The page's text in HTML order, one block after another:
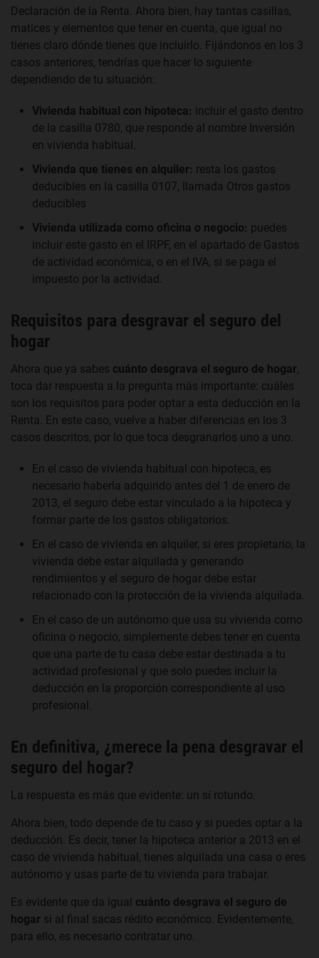
Declaración de la Renta. Ahora bien, hay tantas casillas,
matices y elementos que tener en cuenta, que igual no
tienes claro dónde tienes que incluirlo. Fijándonos en los 3
casos anteriores, tendrías que hacer lo siguiente
dependiendo de tu situación:
Vivienda habitual con hipoteca: incluir el gasto dentro
de la casilla 0780, que responde al nombre Inversión
en vivienda habitual.
Vivienda que tienes en alquiler: resta los gastos
deducibles en la casilla 0107, llamada Otros gastos
deducibles
Vivienda utilizada como oficina o negocio: puedes
incluir este gasto en el IRPF, en el apartado de Gastos
de actividad económica, o en el IVA, si se paga el
impuesto por la actividad.
Requisitos para desgravar el seguro del
hogar
Ahora que ya sabes cuánto desgrava el seguro de hogar,
toca dar respuesta a la pregunta más importante: cuáles
son los requisitos para poder optar a esta deducción en la
Renta. En este caso, vuelve a haber diferencias en los 3
casos descritos, por lo que toca desgranarlos uno a uno.
En el caso de vivienda habitual con hipoteca, es
necesario haberla adquirido antes del 1 de enero de
2013, el seguro debe estar vinculado a la hipoteca y
formar parte de los gastos obligatorios.
En el caso de vivienda en alquiler, si eres propietario, la
vivienda debe estar alquilada y generando
rendimientos y el seguro de hogar debe estar
relacionado con la protección de la vivienda alquilada.
En el caso de un autónomo que usa su vivienda como
oficina o negocio, simplemente debes tener en cuenta
que una parte de tu casa debe estar destinada a tu
actividad profesional y que solo puedes incluir la
deducción en la proporción correspondiente al uso
profesional.
En definitiva, ¿merece la pena desgravar el
seguro del hogar?
La respuesta es más que evidente: un sí rotundo.
Ahora bien, todo depende de tu caso y si puedes optar a la
deducción. Es decir, tener la hipoteca anterior a 2013 en el
caso de vivienda habitual, tienes alquilada una casa o eres
autónomo y usas parte de tu vivienda para trabajar.
Es evidente que da igual cuánto desgrava el seguro de
hogar si al final sacas rédito económico. Evidentemente,
para ello, es necesario contratar uno.